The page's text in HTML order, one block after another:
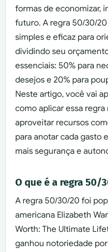
formas de economizar,
futuro. A regra 50/30/
simples e eficaz para
dividindo seu
essenciais: 50% para
desejos e 20% para
Neste artigo, você vai
como aplicar essa
aproveitar recursos
para anotar cada gasto
mais segurança e
O que é a regra 50/
A regra 50/30/20 foi
americana Elizabeth
Worth: The Ultimate
ganhou notoriedade